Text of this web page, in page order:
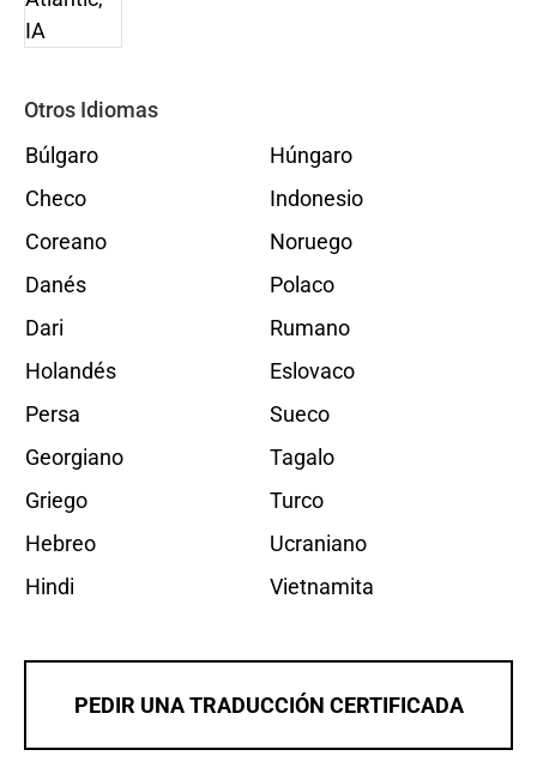
Otros Idiomas
Búlgaro
Checo
Coreano
Danés
Dari
Holandés
Persa
Georgiano
Griego
Hebreo
Hindi
Húngaro
Indonesio
Noruego
Polaco
Rumano
Eslovaco
Sueco
Tagalo
Turco
Ucraniano
Vietnamita
PEDIR UNA TRADUCCIÓN CERTIFICADA